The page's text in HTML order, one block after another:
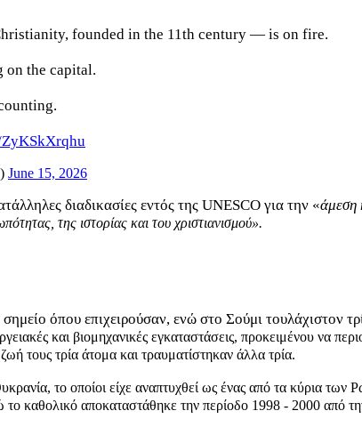
founded in the 11th century — is on fire.
on the capital.
June 15, 2026
διαδικασίες εντός της UNESCO για την «άμεση
της ιστορίας και του χριστιανισμού».
όπου επιχειρούσαν, ενώ στο Σούμι τουλάχιστον
και βιομηχανικές εγκαταστάσεις, προκειμένου να
τους τρία άτομα και τραυματίστηκαν άλλα τρία.
το οποίοι είχε αναπτυχθεί ως ένας από τα κύρια των
το καθολικό αποκαταστάθηκε την περίοδο 1998 - 2000 από